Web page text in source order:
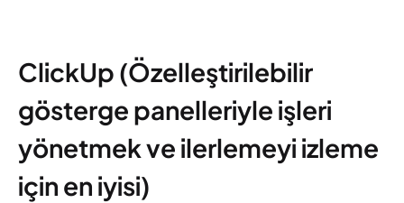
ClickUp (Özelleştirilebilir
gösterge panelleriyle işleri
yönetmek ve ilerlemeyi izleme
için en iyisi)